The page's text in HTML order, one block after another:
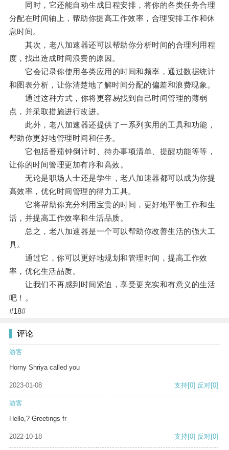
同时，它还能自动生成日程安排，将你的各类任务合理
分配在时间轴上，帮助你提高工作效率，合理安排工作和休
息时间。
其次，老八加速器还可以帮助你分析时间的合理利用程
度，找出造成时间浪费的原因。
它会记录你使用各类应用的时间和频率，通过数据统计
和图表分析，让你清楚地了解时间分配的偏差和浪费现象。
通过这种方式，你将更容易找到自己时间管理的薄弱
点，并采取措施进行改进。
此外，老八加速器还提供了一系列实用的工具和功能，
帮助你更好地管理时间和任务。
它包括番茄钟倒计时、待办事项清单、提醒功能等等，
让你的时间管理更加有序和高效。
无论是职场人士还是学生，老八加速器都可以成为你提
高效率，优化时间管理的得力工具。
它将帮助你充分利用宝贵的时间，更好地平衡工作和生
活，并提高工作效率和生活品质。
总之，老八加速器是一个可以帮助你改善生活的强大工
具。
通过它，你可以更好地规划和管理时间，提高工作效
率，优化生活品质。
让我们不再感到时间紧迫，享受更充实和有意义的生活
吧！。
#18#
评论
游客
Horny Shriya called you
2023-01-08 支持[0] 反对[0]
游客
Hello,? Greetings fr
2022-10-18 支持[0] 反对[0]